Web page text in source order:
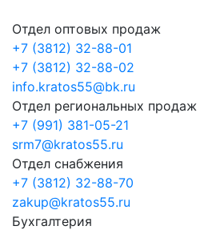
Отдел оптовых продаж
+7 (3812) 32-88-01
+7 (3812) 32-88-02
info.kratos55@bk.ru
Отдел региональных продаж
+7 (991) 381-05-21
srm7@kratos55.ru
Отдел снабжения
+7 (3812) 32-88-70
zakup@kratos55.ru
Бухгалтерия